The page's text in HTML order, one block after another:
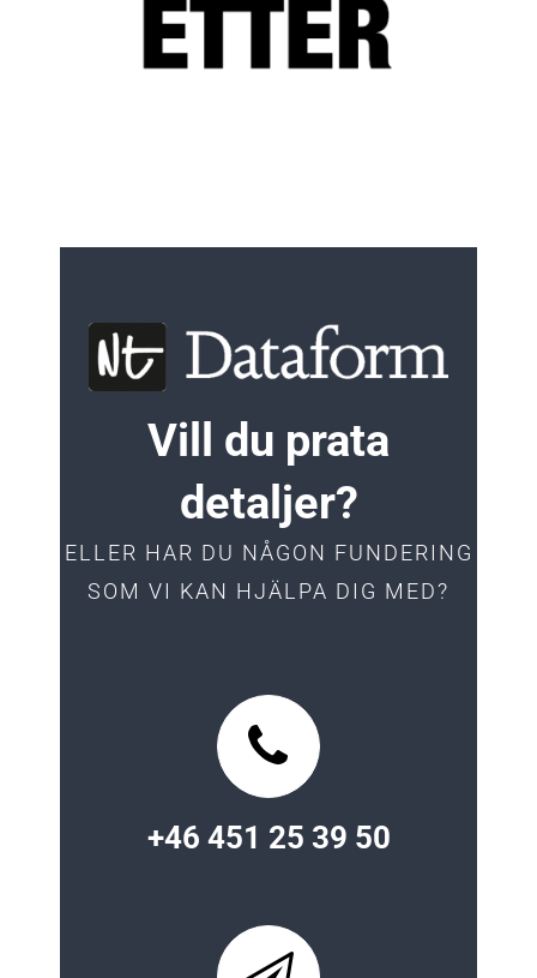
Vill du prata
detaljer?
ELLER HAR DU NÅGON FUNDERING
SOM VI KAN HJÄLPA DIG MED?
+46 451 25 39 50